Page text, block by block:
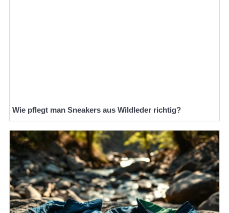
Wie pflegt man Sneakers aus Wildleder richtig?